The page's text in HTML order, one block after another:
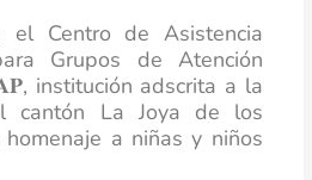
el Centro de Asistencia
Grupos de Atención
institución adscrita a la
cantón La Joya de los
homenaje a niñas y niños